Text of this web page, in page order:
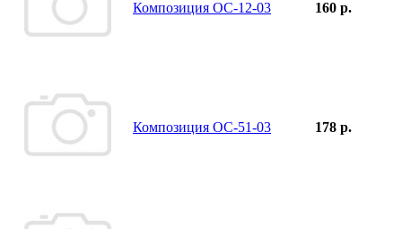
Композиция ОС-12-03 160 р.
Композиция ОС-51-03 178 р.